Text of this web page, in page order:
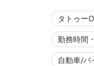
タトゥー
勤務時間
自動車/バ